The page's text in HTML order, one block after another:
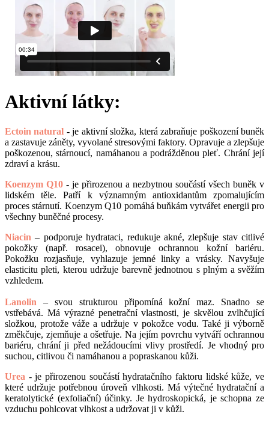
Aktivní látky:
Ectoin natural - je aktivní složka, která zabraňuje poškození buněk
a zastavuje záněty, vyvolané stresovými faktory. Opravuje a zlepšuje
poškozenou, stárnoucí, namáhanou a podrážděnou pleť. Chrání její
zdraví a krásu.
Koenzym Q10 - je přirozenou a nezbytnou součástí všech buněk v
lidském těle. Patří k významným antioxidantům zpomalujícím
proces stárnutí. Koenzym Q10 pomáhá buňkám vytvářet energii pro
všechny buněčné procesy.
Niacin – podporuje hydrataci, redukuje akné, zlepšuje stav citlivé
pokožky (např. rosacei), obnovuje ochrannou kožní bariéru.
Pokožku rozjasňuje, vyhlazuje jemné linky a vrásky. Navyšuje
elasticitu pleti, kterou udržuje barevně jednotnou s plným a svěžím
vzhledem.
Lanolin – svou strukturou připomíná kožní maz. Snadno se
vstřebává. Má výrazné penetrační vlastnosti, je skvělou zvlhčující
složkou, protože váže a udržuje v pokožce vodu. Také ji výborně
změkčuje, zjemňuje a ošetřuje. Na jejím povrchu vytváří ochrannou
bariéru, chrání ji před nežádoucími vlivy prostředí. Je vhodný pro
suchou, citlivou či namáhanou a popraskanou kůži.
Urea - je přirozenou součástí hydratačního faktoru lidské kůže, ve
které udržuje potřebnou úroveň vlhkosti. Má výtečné hydratační a
keratolytické (exfoliační) účinky. Je hydroskopická, je schopna ze
vzduchu pohlcovat vlhkost a udržovat ji v kůži.